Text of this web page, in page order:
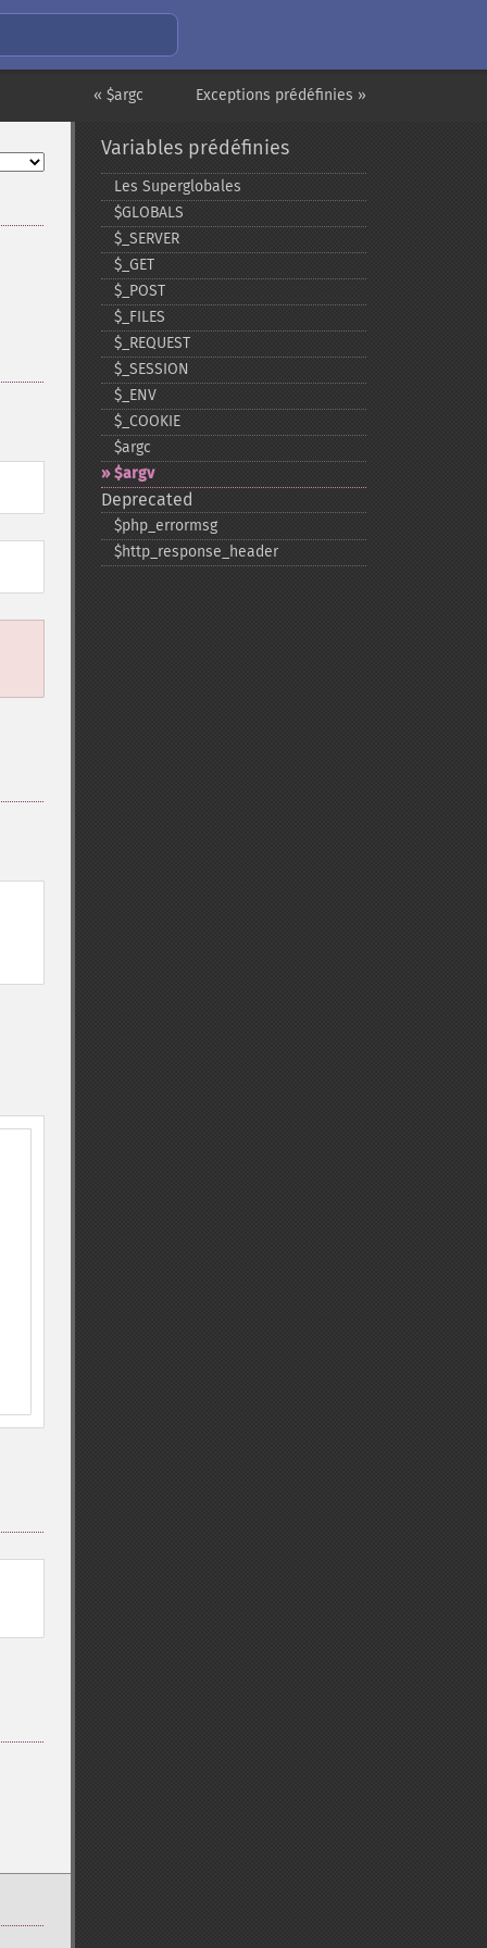
Exceptions prédéfinies »
« $argc
Variables prédéfinies
Les Superglobales
$GLOBALS
$_​SERVER
$_​GET
$_​POST
$_​FILES
$_​REQUEST
$_​SESSION
$_​ENV
$_​COOKIE
$argc
$argv
Deprecated
$php_​errormsg
$http_​response_​header